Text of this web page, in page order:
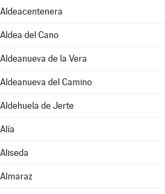
Aldeacentenera
Aldea del Cano
Aldeanueva de la Vera
Aldeanueva del Camino
Aldehuela de Jerte
Alía
Aliseda
Almaraz